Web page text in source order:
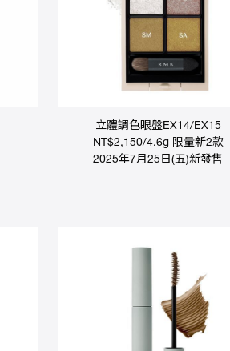
立體調色眼盤EX14/EX15
NT$2,150/4.6g 限量新2款
2025年7月25日(五)新發售